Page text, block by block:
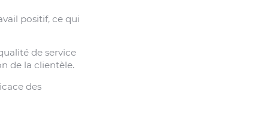
positif, ce qui
de service
de la clientèle.
des